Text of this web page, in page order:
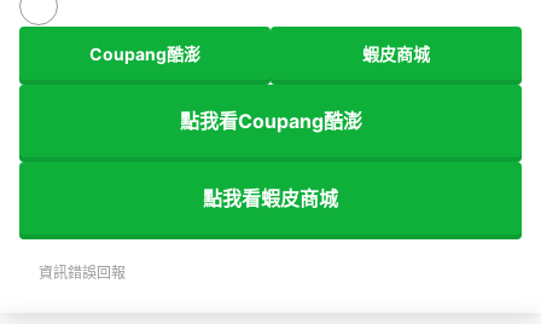
Coupang酷澎 蝦皮商城
點我看Coupang酷澎
點我看蝦皮商城
資訊錯誤回報